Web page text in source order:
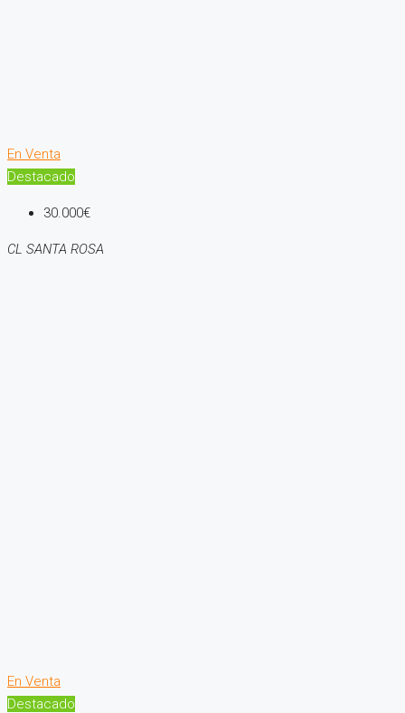
En Venta
Destacado
30.000€
CL SANTA ROSA
En Venta
Destacado